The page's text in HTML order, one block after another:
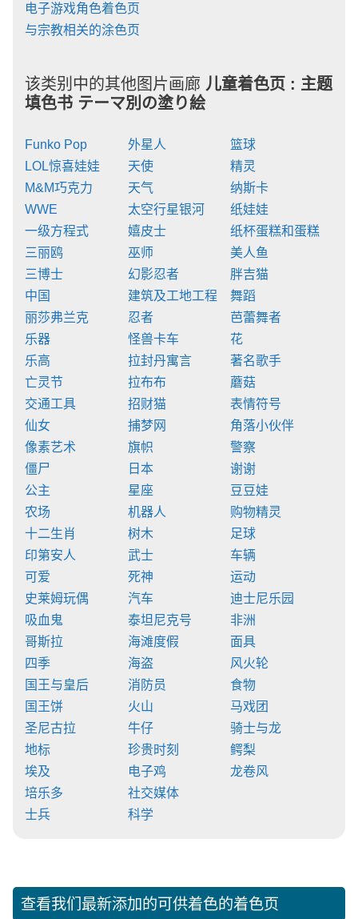
电子游戏角色着色页
与宗教相关的涂色页
该类别中的其他图片画廊 儿童着色页 : 主题
填色书 テーマ別の塗り絵
Funko Pop
LOL惊喜娃娃
M&M巧克力
WWE
一级方程式
三丽鸥
三博士
中国
丽莎弗兰克
乐器
乐高
亡灵节
交通工具
仙女
像素艺术
僵尸
公主
农场
十二生肖
印第安人
可爱
史莱姆玩偶
吸血鬼
哥斯拉
四季
国王与皇后
国王饼
圣尼古拉
地标
埃及
培乐多
士兵
外星人
天使
天气
太空行星银河
嬉皮士
巫师
幻影忍者
建筑及工地工程
忍者
怪兽卡车
拉封丹寓言
拉布布
招财猫
捕梦网
旗帜
日本
星座
机器人
树木
武士
死神
汽车
泰坦尼克号
海滩度假
海盗
消防员
火山
牛仔
珍贵时刻
电子鸡
社交媒体
科学
篮球
精灵
纳斯卡
纸娃娃
纸杯蛋糕和蛋糕
美人鱼
胖吉猫
舞蹈
芭蕾舞者
花
著名歌手
蘑菇
表情符号
角落小伙伴
警察
谢谢
豆豆娃
购物精灵
足球
车辆
运动
迪士尼乐园
非洲
面具
风火轮
食物
马戏团
骑士与龙
鳄梨
龙卷风
查看我们最新添加的可供着色的着色页